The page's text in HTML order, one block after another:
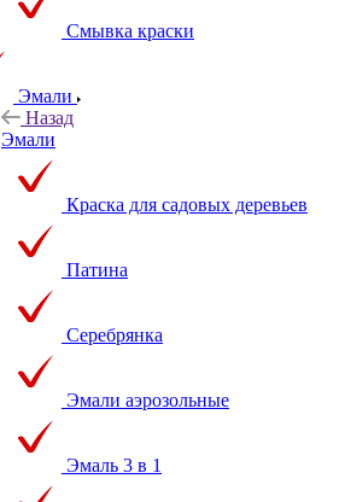
Смывка краски
Эмали
Назад
Эмали
Краска для садовых деревьев
Патина
Серебрянка
Эмали аэрозольные
Эмаль 3 в 1